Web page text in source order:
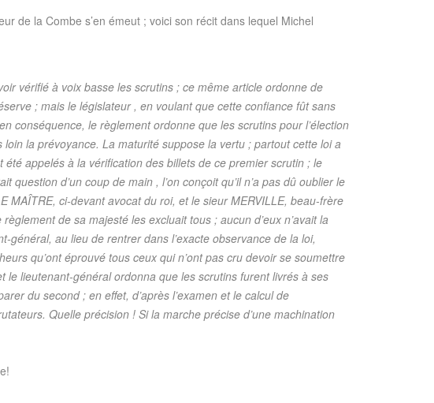
de la Combe s’en émeut ; voici son récit dans lequel Michel
vérifié à voix basse les scrutins ; ce même article ordonne de
; mais le législateur , en voulant que cette confiance fût sans
conséquence, le règlement ordonne que les scrutins pour l’élection
la prévoyance. La maturité suppose la vertu ; partout cette loi a
été appelés à la vérification des billets de ce premier scrutin ; le
d’un coup de main , l’on conçoit qu’il n’a pas dû oublier le
MAÎTRE, ci-devant avocat du roi, et le sieur MERVILLE, beau-frère
de sa majesté les excluait tous ; aucun d’eux n’avait la
général, au lieu de rentrer dans l’exacte observance de la loi,
qu’ont éprouvé tous ceux qui n’ont pas cru devoir se soumettre
lieutenant-général ordonna que les scrutins furent livrés à ses
du second ; en effet, d’après l’examen et le calcul de
Quelle précision ! Si la marche précise d’une machination